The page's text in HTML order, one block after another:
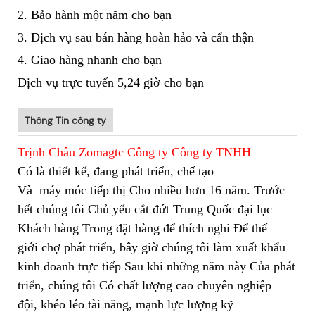
2. Bảo hành một năm cho bạn
3. Dịch vụ sau bán hàng hoàn hảo và cẩn thận
4. Giao hàng nhanh cho bạn
Dịch vụ trực tuyến 5,24 giờ cho bạn
Thông Tin công ty
Trịnh Châu Zomagtc Công ty Công ty TNHH
Có là thiết kế, đang phát triển, chế tạo
Và máy móc tiếp thị Cho nhiều hơn 16 năm. Trước
hết chúng tôi Chủ yếu cắt đứt Trung Quốc đại lục
Khách hàng Trong đặt hàng để thích nghi Để thế
giới chợ phát triển, bây giờ chúng tôi làm xuất khẩu
kinh doanh trực tiếp Sau khi những năm này Của phát
triển, chúng tôi Có chất lượng cao chuyên nghiệp
đội, khéo léo tài năng, mạnh lực lượng kỹ